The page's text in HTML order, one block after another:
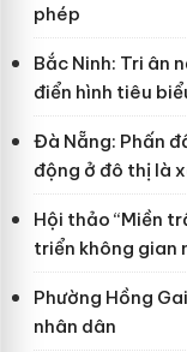
phép
Bắc Ninh: Tri ân
điển hình tiêu
Đà Nẵng: Phấn
động ở đô thị là
Hội thảo “Miền
triển không gian
Phường Hồng
nhân dân